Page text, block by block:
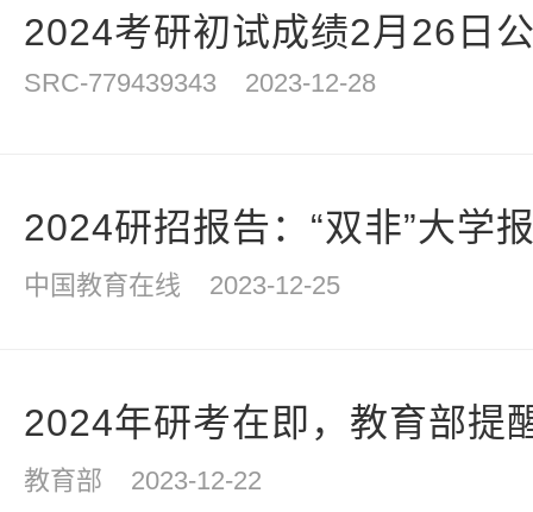
2024考研初试成绩2月26日
SRC-779439343 2023-12-28
2024研招报告：“双非”大学
中国教育在线 2023-12-25
2024年研考在即，教育部提
教育部 2023-12-22